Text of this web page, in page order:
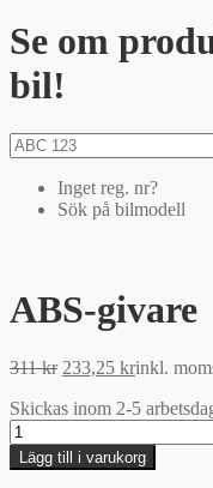
Se om
bil!
Inget reg. nr?
Sök på bilmodell
ABS-givare
311kr Det
priset
311 kr.
233,25 krDet
priset
233,25 kr.
inkl.
Skickas inom 2-5
ABS-
givare
mängd
Lägg till i varukorg